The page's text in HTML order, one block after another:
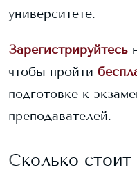
университете.
Зарегистрируйтесь
чтобы пройти
подготовке к
преподавателей.
Сколько стоит